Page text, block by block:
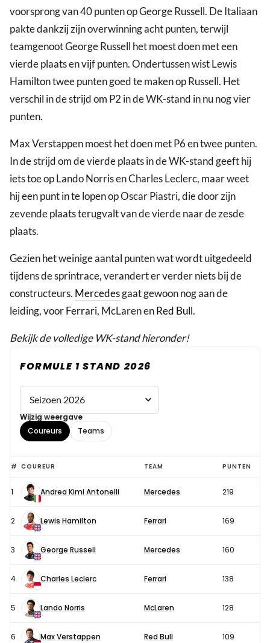
voorsprong van 40 punten op George Russell. De Italiaan
pakte dankzij zijn overwinning acht punten, terwijl
teamgenoot George Russell het moest doen met een
vierde plaats en vijf punten. Ondertussen wist Lewis
Hamilton twee punten goed te maken op Russell. Het
verschil in de strijd om P2 in de WK-stand in nu nog vier
punten.
Max Verstappen moest het doen met P6 en twee punten.
In de strijd om de vierde plaats in de WK-stand geeft hij
iets toe op Lando Norris en Charles Leclerc, maar weet
hij een punt in te lopen op Oscar Piastri, die door zijn
zevende plaats terugvalt van de vierde naar de zesde
plaats.
Gezien het weinige aantal punten wat wordt uitgedeeld
tijdens de sprintrace, verandert er verder niets bij de
constructeurs. Mercedesgaat gewoon nog aan de
leiding, voorFerrari, McLaren enRed Bull.
Bekijk de volledige WK-stand hieronder!
FORMULE 1 STAND 2026
Wijzig weergave
Coureurs
Teams
Formule
1
stand
2026
# COUREUR TEAM PUNTEN
1 Andrea Kimi Antonelli Mercedes 219
2 Lewis Hamilton Ferrari 169
3 George Russell Mercedes 160
4 Charles Leclerc Ferrari 138
5 Lando Norris McLaren 128
6 Max Verstappen Red Bull 109